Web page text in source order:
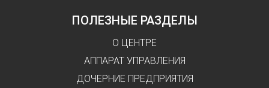
ПОЛЕЗНЫЕ РАЗДЕЛЫ
О ЦЕНТРЕ
АППАРАТ УПРАВЛЕНИЯ
ДОЧЕРНИЕ ПРЕДПРИЯТИЯ